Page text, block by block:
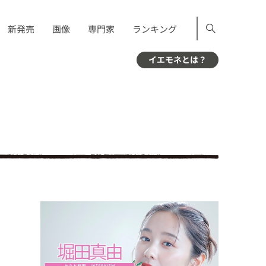
新発売 画像 専門家 ランキング
イエモネとは？